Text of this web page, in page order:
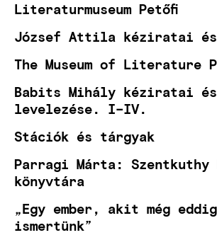
Literaturmuseum Petőfi
József Attila kéziratai és
The Museum of Literature
Babits Mihály kéziratai és
levelezése. I–IV.
Stációk és tárgyak
Parragi Márta: Szentkuthy
könyvtára
„Egy ember, akit még eddig
ismertünk”